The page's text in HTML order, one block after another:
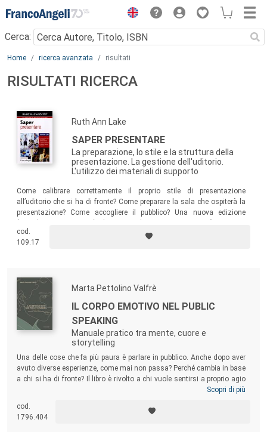
Menu
Cerca:
Main content
Home ricerca avanzata risultati
RISULTATI RICERCA
Ruth Ann Lake
SAPER PRESENTARE
La preparazione, lo stile e la struttura della
presentazione. La gestione dell'uditorio.
L'utilizzo dei materiali di supporto
Come calibrare correttamente il proprio stile di presentazione
all’uditorio che si ha di fronte? Come preparare la sala che ospiterà la
presentazione? Come accogliere il pubblico? Una nuova edizione
imprenditori, politici, venditori, insegnanti, consulenti che ha sin qui
venduto oltre 17.000 copie!
cod.
109.17
Marta Pettolino Valfrè
IL CORPO EMOTIVO NEL PUBLIC
SPEAKING
Manuale pratico tra mente, cuore e
storytelling
Una delle cose che fa più paura è parlare in pubblico. Anche dopo aver
avuto diverse esperienze, come mai non passa? Perché cambia in base
a chi si ha di fronte? Il libro è rivolto a chi vuole sentirsi a proprio agio
in situazioni pubbliche o private. A chi vuole parlare con mille persone o
opinioni. A chi vuole sapere come gestire le proprie emozioni, con un
focus particolare sulla paura e sull’ansia.
Scopri di più
cod.
1796.404